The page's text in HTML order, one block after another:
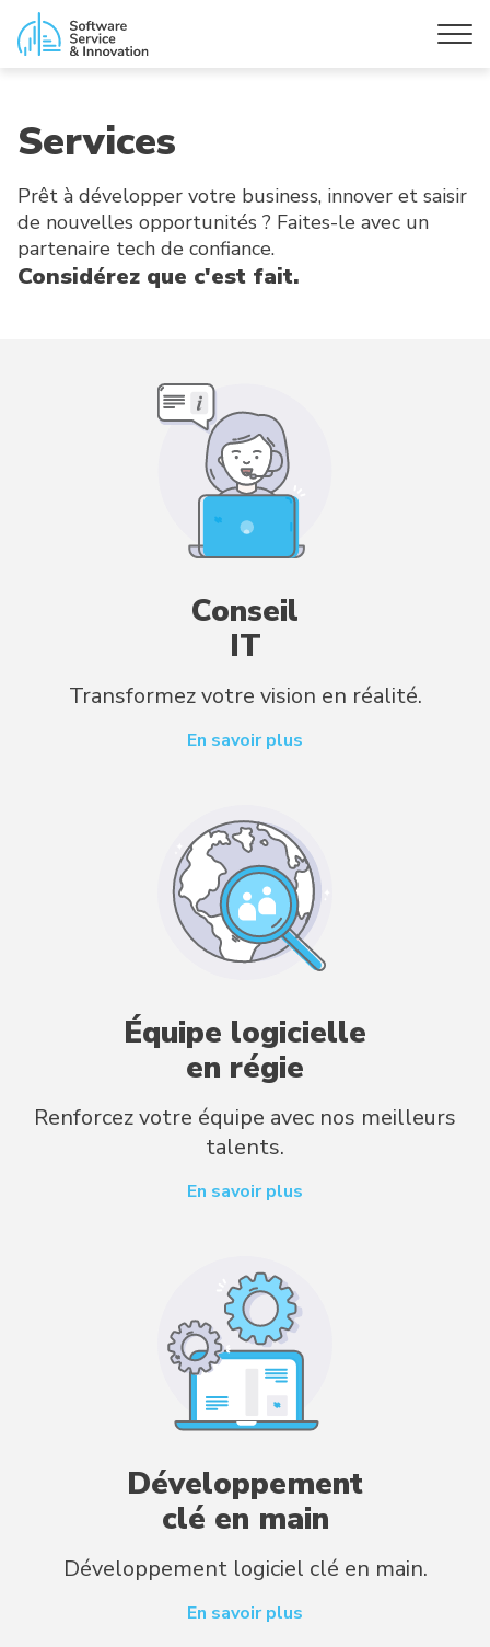
Services
Prêt à développer votre business, innover et saisir
de nouvelles opportunités ? Faites-le avec un
partenaire tech de confiance.
Considérez que c'est fait.
Conseil
IT
Transformez votre vision en réalité.
En savoir plus
Équipe logicielle
en régie
Renforcez votre équipe avec nos meilleurs
talents.
En savoir plus
Développement
clé en main
Développement logiciel clé en main.
En savoir plus